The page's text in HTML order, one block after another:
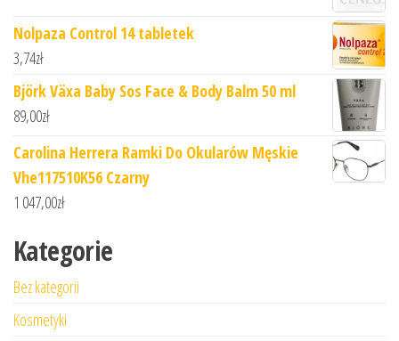
Nolpaza Control 14 tabletek
3,74zł
Björk Växa Baby Sos Face & Body Balm 50 ml
89,00zł
Carolina Herrera Ramki Do Okularów Męskie
Vhe117510K56 Czarny
1 047,00zł
Kategorie
Bez kategorii
Kosmetyki